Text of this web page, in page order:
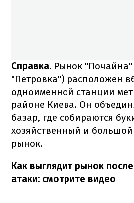
Справка. Рынок "Почайна"
"Петровка") расположен
одноименной станции
районе Киева. Он
базар, где собираются
хозяйственный и
рынок.
Как выглядит рынок
атаки: смотрите видео